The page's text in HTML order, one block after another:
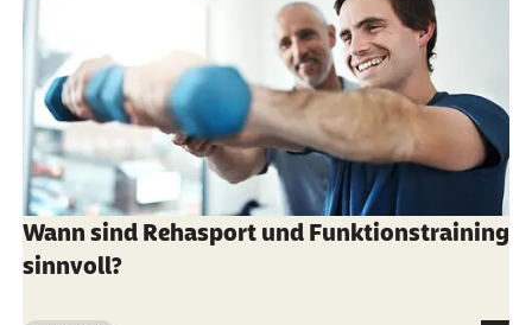
Wann sind Rehasport und Funktionstraining
sinnvoll?